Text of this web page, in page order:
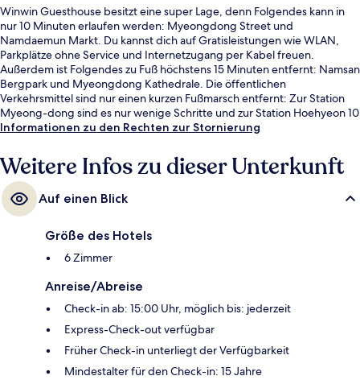
Winwin Guesthouse besitzt eine super Lage, denn Folgendes kann in
nur 10 Minuten erlaufen werden: Myeongdong Street und
Namdaemun Markt. Du kannst dich auf Gratisleistungen wie WLAN,
Parkplätze ohne Service und Internetzugang per Kabel freuen.
Außerdem ist Folgendes zu Fuß höchstens 15 Minuten entfernt: Namsan
Bergpark und Myeongdong Kathedrale. Die öffentlichen
Verkehrsmittel sind nur einen kurzen Fußmarsch entfernt: Zur Station
Myeong-dong sind es nur wenige Schritte und zur Station Hoehyeon 10
Minuten.
Informationen zu den Rechten zur Stornierung
Weitere Infos zu dieser Unterkunft
Auf einen Blick
Größe des Hotels
6 Zimmer
Anreise/Abreise
Check-in ab: 15:00 Uhr, möglich bis: jederzeit
Express-Check-out verfügbar
Früher Check-in unterliegt der Verfügbarkeit
Mindestalter für den Check-in: 15 Jahre